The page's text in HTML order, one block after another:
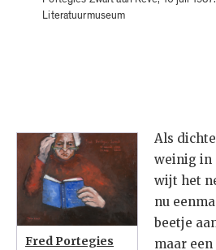
Literatuurmuseum
Fred Portegies
Als
weinig in
wijt het
nu
beetje
maar